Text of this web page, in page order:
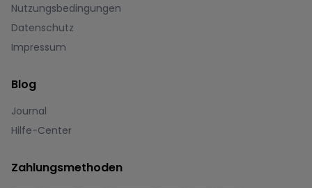
Nutzungsbedingungen
Datenschutz
Impressum
Blog
Journal
Hilfe-Center
Zahlungsmethoden